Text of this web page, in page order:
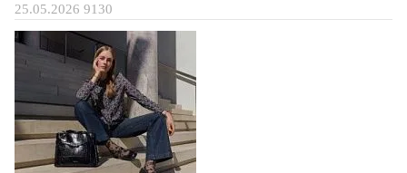
25.05.2026 9130